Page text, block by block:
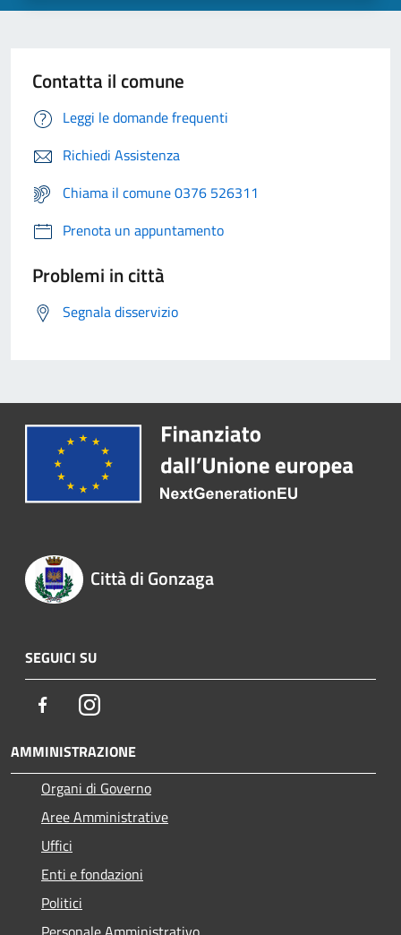
Contatta il comune
Leggi le domande frequenti
Richiedi Assistenza
Chiama il comune 0376 526311
Prenota un appuntamento
Problemi in città
Segnala disservizio
Città di Gonzaga
SEGUICI SU
FacebookInstagram
AMMINISTRAZIONE
Organi di Governo
Aree Amministrative
Uffici
Enti e fondazioni
Politici